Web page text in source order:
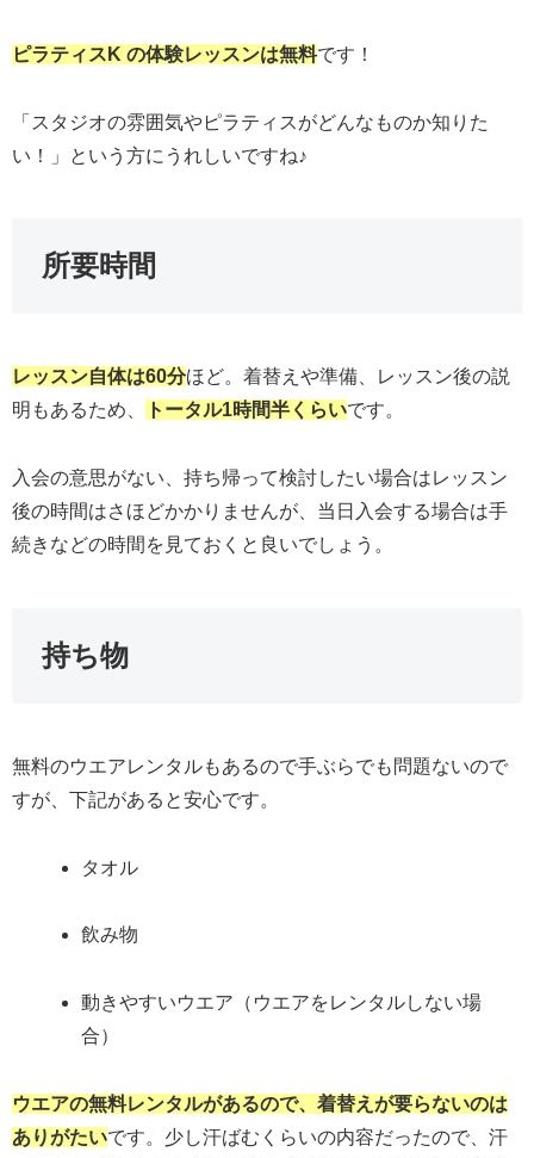
ピラティスK の体験レッスンは無料です！
「スタジオの雰囲気やピラティスがどんなものか知りた
い！」という方にうれしいですね♪
所要時間
レッスン自体は60分ほど。着替えや準備、レッスン後の説
明もあるため、
トータル1時間半くらいです。
入会の意思がない、持ち帰って検討したい場合はレッスン
後の時間はさほどかかりませんが、当日入会する場合は手
続きなどの時間を見ておくと良いでしょう。
持ち物
無料のウエアレンタルもあるので手ぶらでも問題ないので
すが、下記があると安心です。
タオル
飲み物
動きやすいウエア（ウエアをレンタルしない場
合）
ウエアの無料レンタルがあるので、着替えが要らないのは
ありがたいです。少し汗ばむくらいの内容だったので、汗